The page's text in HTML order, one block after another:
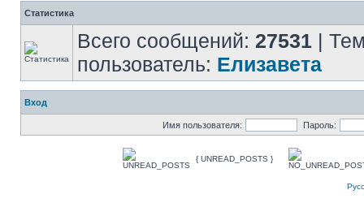
Статистика
Всего сообщений: 27531 |
пользователь: Елизавета
Вход
Имя пользователя: Пароль:
{ UNREAD_POSTS }